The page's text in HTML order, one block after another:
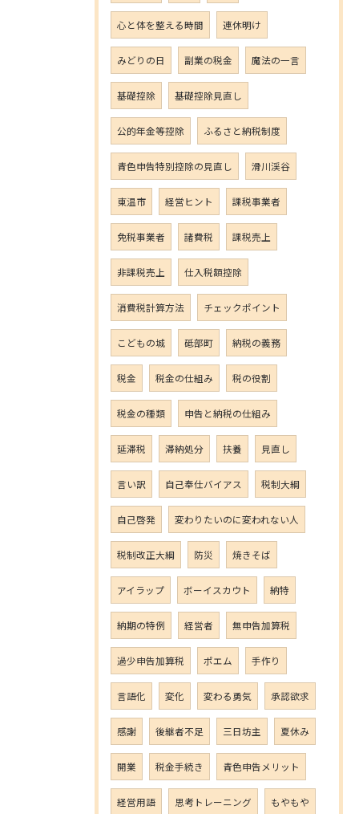
心と体を整える時間 連休明け
みどりの日 副業の税金 魔法の一言
基礎控除 基礎控除見直し
公的年金等控除 ふるさと納税制度
青色申告特別控除の見直し 滑川渓谷
東温市 経営ヒント 課税事業者
免税事業者 諸費税 課税売上
非課税売上 仕入税額控除
消費税計算方法 チェックポイント
こどもの城 砥部町 納税の義務
税金 税金の仕組み 税の役割
税金の種類 申告と納税の仕組み
延滞税 滞納処分 扶養 見直し
言い訳 自己奉仕バイアス 税制大綱
自己啓発 変わりたいのに変われない人
税制改正大綱 防災 焼きそば
アイラップ ボーイスカウト 納特
納期の特例 経営者 無申告加算税
過少申告加算税 ポエム 手作り
言語化 変化 変わる勇気 承認欲求
感謝 後継者不足 三日坊主 夏休み
開業 税金手続き 青色申告メリット
経営用語 思考トレーニング もやもや